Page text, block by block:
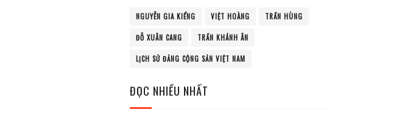
NGUYỄN GIA KIỂNG VIỆT HOÀNG TRẦN HÙNG
ĐỖ XUÂN CANG TRẦN KHÁNH ÂN
LỊCH SỬ ĐẢNG CỘNG SẢN VIỆT NAM
ĐỌC NHIỀU NHẤT